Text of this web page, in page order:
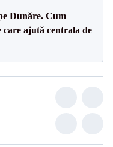
Dunăre. Cum
ajută centrala de